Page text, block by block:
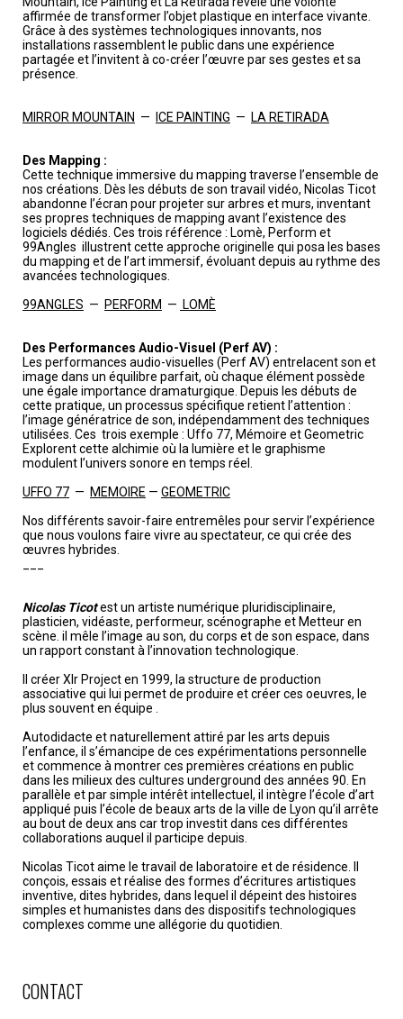
affirmée de transformer l’objet plastique en interface vivante.
Grâce à des systèmes technologiques innovants, nos
installations rassemblent le public dans une expérience
partagée et l’invitent à co-créer l’œuvre par ses gestes et sa
présence.
MIRROR MOUNTAIN — ICE PAINTING — LA RETIRADA
Des Mapping :
Cette technique immersive du mapping traverse l’ensemble de
nos créations. Dès les débuts de son travail vidéo, Nicolas Ticot
abandonne l’écran pour projeter sur arbres et murs, inventant
ses propres techniques de mapping avant l’existence des
logiciels dédiés. Ces trois référence : Lomè, Perform et
99Angles illustrent cette approche originelle qui posa les bases
du mapping et de l’art immersif, évoluant depuis au rythme des
avancées technologiques.
99ANGLES — PERFORM — LOMÈ
Des Performances Audio-Visuel (Perf AV) :
Les performances audio-visuelles (Perf AV) entrelacent son et
image dans un équilibre parfait, où chaque élément possède
une égale importance dramaturgique. Depuis les débuts de
cette pratique, un processus spécifique retient l’attention :
l’image génératrice de son, indépendamment des techniques
utilisées. Ces trois exemple : Uffo 77, Mémoire et Geometric
Explorent cette alchimie où la lumière et le graphisme
modulent l’univers sonore en temps réel.
UFFO 77 — MEMOIRE — GEOMETRIC
Nos différents savoir-faire entremêles pour servir l’expérience
que nous voulons faire vivre au spectateur, ce qui crée des
œuvres hybrides.
Nicolas Ticotest un artiste numérique pluridisciplinaire,
plasticien, vidéaste, performeur, scénographe et Metteur en
scène. il mêle l’image au son, du corps et de son espace, dans
un rapport constant à l’innovation technologique.
Il créer Xlr Project en 1999, la structure de production
associative qui lui permet de produire et créer ces oeuvres, le
plus souvent en équipe .
Autodidacte et naturellement attiré par les arts depuis
l’enfance, il s’émancipe de ces expérimentations personnelle
et commence à montrer ces premières créations en public
dans les milieux des cultures underground des années 90. En
parallèle et par simple intérêt intellectuel, il intègre l’école d’art
appliqué puis l’école de beaux arts de la ville de Lyon qu’il arrête
au bout de deux ans car trop investit dans ces différentes
collaborations auquel il participe depuis.
Nicolas Ticot aime le travail de laboratoire et de résidence. Il
conçois, essais et réalise des formes d’écritures artistiques
inventive, dites hybrides, dans lequel il dépeint des histoires
simples et humanistes dans des dispositifs technologiques
complexes comme une allégorie du quotidien.
CONTACT